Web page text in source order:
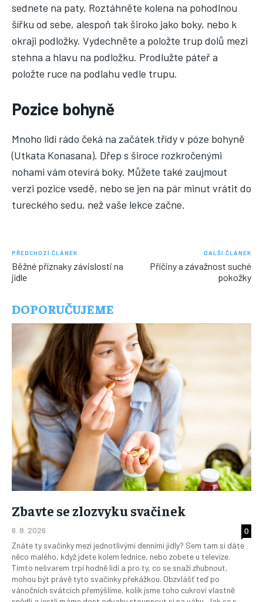
sednete na paty. Roztáhněte kolena na pohodlnou
šířku od sebe, alespoň tak široko jako boky, nebo k
okraji podložky. Vydechněte a položte trup dolů mezi
stehna a hlavu na podložku. Prodlužte páteř a
položte ruce na podlahu vedle trupu.
Pozice bohyně
Mnoho lidí rádo čeká na začátek třídy v póze bohyně
(Utkata Konasana). Dřep s široce rozkročenými
nohami vám otevírá boky. Můžete také zaujmout
verzi pozice vsedě, nebo se jen na pár minut vrátit do
tureckého sedu, než vaše lekce začne.
PŘEDCHOZÍ ČLÁNEK
Běžné příznaky závislosti na
jídle
DALŠÍ ČLÁNEK
Příčiny a závažnost suché
pokožky
DOPORUČUJEME
Zbavte se zlozvyku svačinek
6. 8. 2026
0
Znáte ty svačinky mezi jednotlivými denními jídly? Sem tam si dáte
něco malého, když jdete kolem lednice, nebo zobete u televize.
Tímto nešvarem trpí hodně lidí a pro ty, co se snaží zhubnout,
mohou být právě tyto svačinky překážkou. Obzvlášť teď po
vánočních svátcích přemýšlíme, kolik jsme toho cukroví vlastně